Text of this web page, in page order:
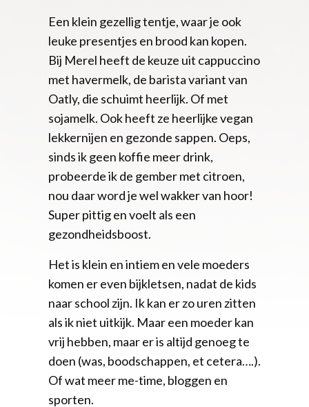
Een klein gezellig tentje, waar je ook
leuke presentjes en brood kan kopen.
Bij Merel heeft de keuze uit cappuccino
met havermelk, de barista variant van
Oatly, die schuimt heerlijk. Of met
sojamelk. Ook heeft ze heerlijke vegan
lekkernijen en gezonde sappen. Oeps,
sinds ik geen koffie meer drink,
probeerde ik de gember met citroen,
nou daar word je wel wakker van hoor!
Super pittig en voelt als een
gezondheidsboost.
Het is klein en intiem en vele moeders
komen er even bijkletsen, nadat de kids
naar school zijn. Ik kan er zo uren zitten
als ik niet uitkijk. Maar een moeder kan
vrij hebben, maar er is altijd genoeg te
doen (was, boodschappen, et cetera….).
Of wat meer me-time, bloggen en
sporten.